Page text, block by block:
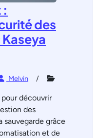
des
Melvin
découvrir
des
sauvegarde grâce
et de